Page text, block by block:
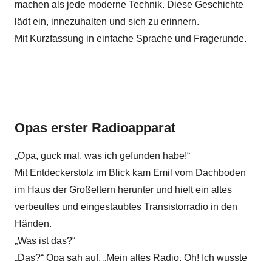
machen als jede moderne Technik. Diese Geschichte
lädt ein, innezuhalten und sich zu erinnern.
Mit Kurzfassung in einfache Sprache und Fragerunde.
Opas erster Radioapparat
„Opa, guck mal, was ich gefunden habe!“
Mit Entdeckerstolz im Blick kam Emil vom Dachboden
im Haus der Großeltern herunter und hielt ein altes
verbeultes und eingestaubtes Transistorradio in den
Händen.
„Was ist das?“
„Das?“ Opa sah auf. „Mein altes Radio. Oh! Ich wusste